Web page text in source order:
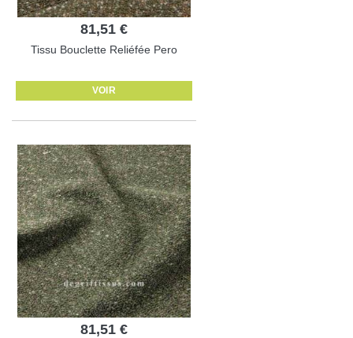
81,51 €
Tissu Bouclette Reliéfée Pero
VOIR
81,51 €